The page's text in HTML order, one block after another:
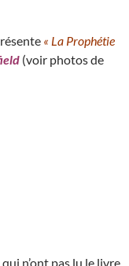
« La Prophétie
(voir photos de
n’ont pas lu le livre